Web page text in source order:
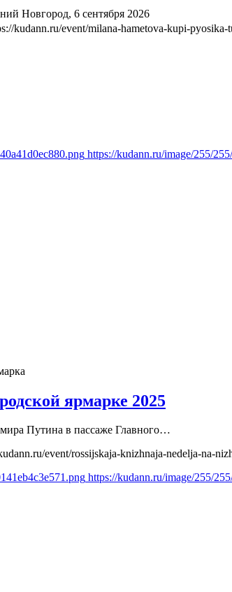
Новгород, 6 сентября 2026
kudann.ru/event/milana-hametova-kupi-
https://kudann.ru/image/255/
ярмарке 2025
Путина в пассаже Главного…
event/rossijskaja-knizhnaja-nedelja-na-
https://kudann.ru/image/255/